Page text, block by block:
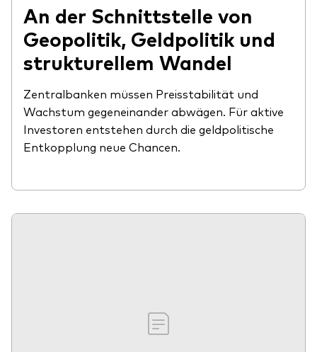
An der Schnittstelle von
Geopolitik, Geldpolitik und
strukturellem Wandel
Zentralbanken müssen Preisstabilität und
Wachstum gegeneinander abwägen. Für aktive
Investoren entstehen durch die geldpolitische
Entkopplung neue Chancen.